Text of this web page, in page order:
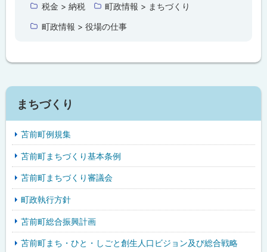
税金 > 納税
町政情報 > まちづくり
町政情報 > 役場の仕事
まちづくり
苫前町例規集
苫前町まちづくり基本条例
苫前町まちづくり審議会
町政執行方針
苫前町総合振興計画
苫前町まち・ひと・しごと創生人口ビジョン及び総合戦略